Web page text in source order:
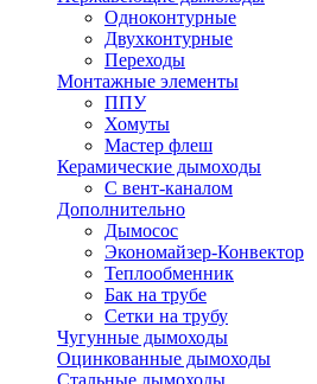
Одноконтурные
Двухконтурные
Переходы
Монтажные элементы
ППУ
Хомуты
Мастер флеш
Керамические дымоходы
С вент-каналом
Дополнительно
Дымосос
Экономайзер-Конвектор
Теплообменник
Бак на трубе
Сетки на трубу
Чугунные дымоходы
Оцинкованные дымоходы
Стальные дымоходы